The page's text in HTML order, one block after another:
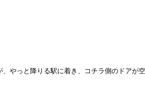
やっと降りる駅に着き、コチラ側のドアが